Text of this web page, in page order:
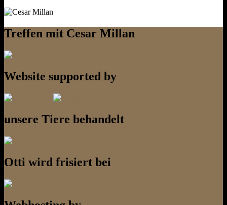
Treffen mit Cesar Millan
Website supported by
unsere Tiere behandelt
Otti wird frisiert bei